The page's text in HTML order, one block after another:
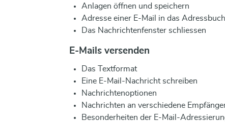
Anlagen öffnen und speichern
Adresse einer E-Mail in das
Das Nachrichtenfenster schliessen
E-Mails versenden
Das Textformat
Eine E-Mail-Nachricht schreiben
Nachrichtenoptionen
Nachrichten an verschiedene
Besonderheiten der E-Mail-